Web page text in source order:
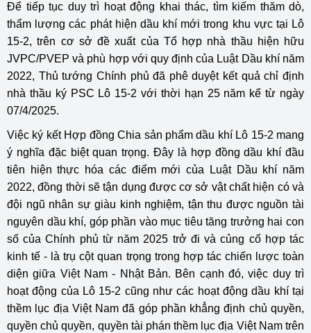
Để tiếp tục duy trì hoạt động khai thác, tìm kiếm thăm dò,
thẩm lượng các phát hiện dầu khí mới trong khu vực tại Lô
15-2, trên cơ sở đề xuất của Tổ hợp nhà thầu hiện hữu
JVPC/PVEP và phù hợp với quy định của Luật Dầu khí năm
2022, Thủ tướng Chính phủ đã phê duyệt kết quả chỉ định
nhà thầu ký PSC Lô 15-2 với thời hạn 25 năm kể từ ngày
07/4/2025.
Việc ký kết Hợp đồng Chia sản phẩm dầu khí Lô 15-2 mang
ý nghĩa đặc biệt quan trọng. Đây là hợp đồng dầu khí đầu
tiên hiện thực hóa các điểm mới của Luật Dầu khí năm
2022, đồng thời sẽ tận dụng được cơ sở vật chất hiện có và
đội ngũ nhân sự giàu kinh nghiệm, tận thu được nguồn tài
nguyên dầu khí, góp phần vào mục tiêu tăng trưởng hai con
số của Chính phủ từ năm 2025 trở đi và củng cố hợp tác
kinh tế - là trụ cột quan trọng trong hợp tác chiến lược toàn
diện giữa Việt Nam - Nhật Bản. Bên cạnh đó, việc duy trì
hoạt động của Lô 15-2 cũng như các hoạt động dầu khí tại
thềm lục địa Việt Nam đã góp phần khẳng định chủ quyền,
quyền chủ quyền, quyền tài phán thềm lục địa Việt Nam trên